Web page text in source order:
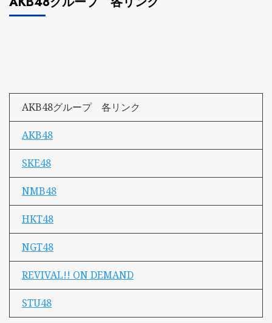
AKB48グループ 各リンク
AKB48
SKE48
NMB48
HKT48
NGT48
REVIVAL!! ON DEMAND
STU48